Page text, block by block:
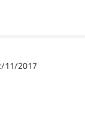
11/2017